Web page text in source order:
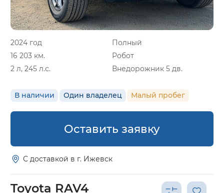
2024 год
Полный
16 203 км.
Робот
2 л, 245 л.с.
Внедорожник 5 дв.
В наличии Один владелец Малый пробег
Оставить заявку
С доставкой в г. Ижевск
Toyota RAV4